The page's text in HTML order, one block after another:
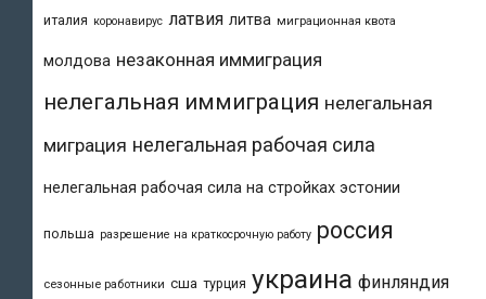
италия коронавирус латвия литва миграционная квота
молдова незаконная иммиграция
нелегальная иммиграция нелегальная
миграция нелегальная рабочая сила
нелегальная рабочая сила на стройках эстонии
польша разрешение на краткосрочную работу россия
сезонные работники сша турция украина финляндия